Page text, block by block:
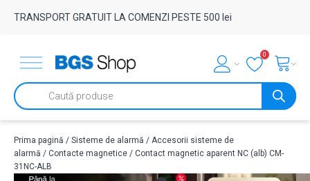
TRANSPORT GRATUIT LA COMENZI PESTE 500 lei
0
Products
search
Prima pagină / Sisteme de alarmă / Accesorii sisteme de
alarmă / Contacte magnetice / Contact magnetic aparent NC (alb) CM-
31NC-ALB